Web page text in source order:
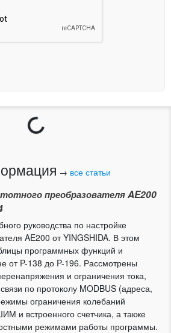
Загрузка...
→ все статьи
преобразователя AE200
руководства по настройке
AE200 от YINGSHIDA. В этом
программных функций и
от P-138 до P-196. Рассмотрены
и ограничения тока,
по протоколу MODBUS (адреса,
ограничения колебаний
и встроенного счетчика, а также
режимами работы программы.